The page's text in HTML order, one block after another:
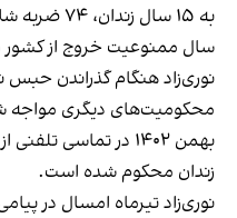
به ۱۵ سال
سال ممنوعیت خروج از
نوری‌زاد هنگام گذراندن حبس
محکومیت‌های دیگری مواجه
زندان محکوم شده است.
نوری‌زاد تیرماه امسال در